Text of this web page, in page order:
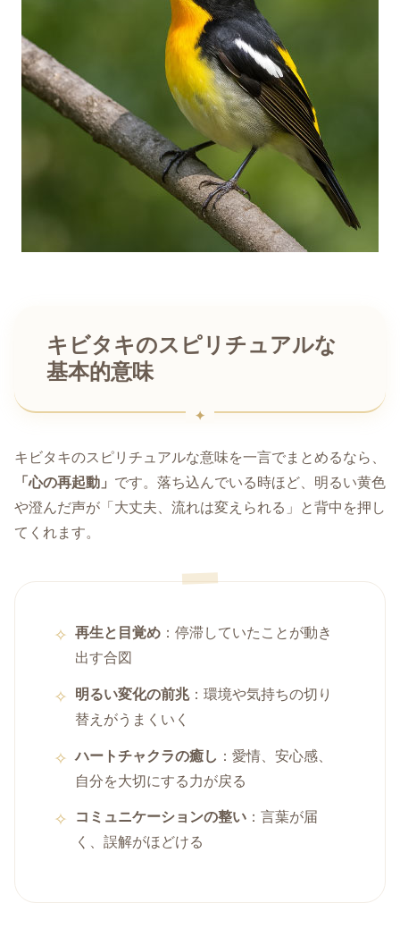
キビタキのスピリチュアルな
基本的意味
キビタキのスピリチュアルな意味を一言でまとめるなら、
「心の再起動」 です。落ち込んでいる時ほど、明るい黄色
や澄んだ声が「大丈夫、流れは変えられる」と背中を押し
てくれます。
再生と目覚め ：停滞していたことが動き
出す合図
明るい変化の前兆：環境や気持ちの切り
替えがうまくいく
ハートチャクラの癒し ：愛情、安心感、
自分を大切にする力が戻る
コミュニケーションの整い ：言葉が届
く、誤解がほどける